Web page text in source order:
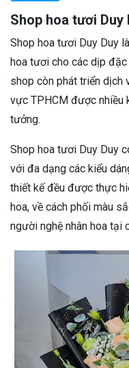
Shop hoa tươi Duy
Shop hoa tươi Duy Duy
hoa tươi cho các dịp
shop còn phát triển dịch
vực TPHCM được nhiều
tưởng.
Shop hoa tươi Duy Duy
với đa dạng các kiểu
thiết kế đều được thực
hoa, về cách phối màu
người nghệ nhân hoa tại